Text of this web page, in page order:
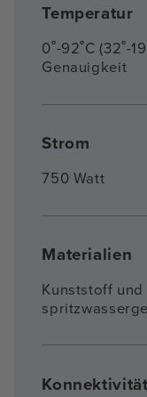
Temperatur
0˚-92˚C (32˚-
Genauigkeit
Strom
750 Watt
Materialien
Kunststoff
Konnektivität